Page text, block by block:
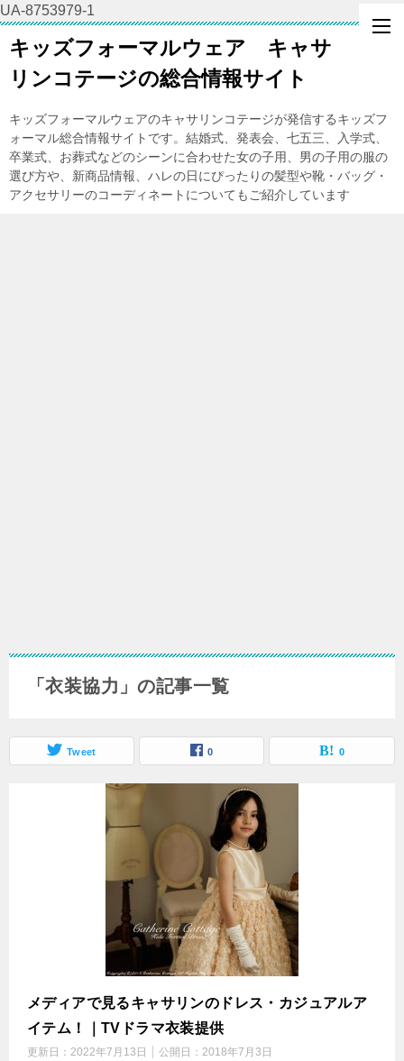
UA-8753979-1
キッズフォーマルウェア キャサ
リンコテージの総合情報サイト
キッズフォーマルウェアのキャサリンコテージが発信するキッズフ
ォーマル総合情報サイトです。結婚式、発表会、七五三、入学式、
卒業式、お葬式などのシーンに合わせた女の子用、男の子用の服の
選び方や、新商品情報、ハレの日にぴったりの髪型や靴・バッグ・
アクセサリーのコーディネートについてもご紹介しています
「衣装協力」の記事一覧
Tweet 0 0
メディアで見るキャサリンのドレス・カジュアルア
イテム！｜TVドラマ衣装提供
更新日： 2022年7月13日 公開日： 2018年7月3日